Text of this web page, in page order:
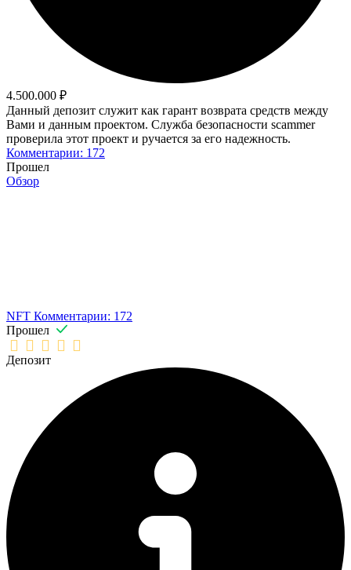
4.500.000 ₽
Данный депозит служит как гарант возврата средств между
Вами и данным проектом. Служба безопасности scammer
проверила этот проект и ручается за его надежность.
Комментарии: 172
Прошел
Обзор
NFT Комментарии: 172
Прошел
Депозит